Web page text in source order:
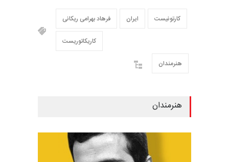
فرهاد بهرامی ریکانی ایران کارتونیست
کاریکاتوریست
هنرمندان
هنرمندان